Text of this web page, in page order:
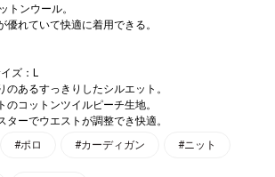
トンウール。
れていて快適に着用できる。
ズ：L
あるすっきりしたシルエット。
コットンツイルピーチ生地。
ーでウエストが調整でき快適。
#ポロ #カーディガン #ニット